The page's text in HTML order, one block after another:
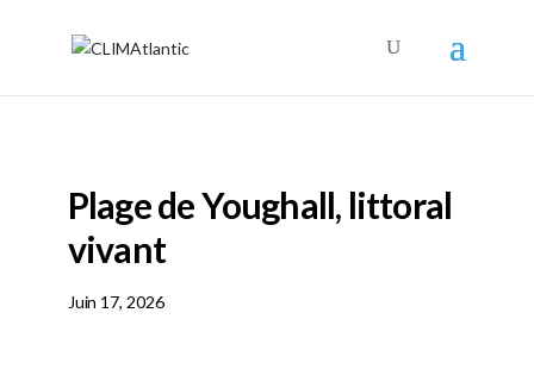
Plage de Youghall, littoral
vivant
Juin 17, 2026